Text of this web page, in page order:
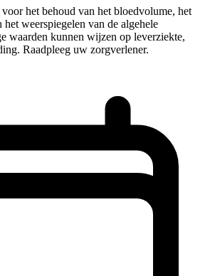
het behoud van het bloedvolume, het
weerspiegelen van de algehele
waarden kunnen wijzen op leverziekte,
Raadpleeg uw zorgverlener.